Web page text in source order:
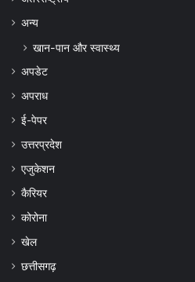
अन्‍य
खान-पान और स्वास्थ्य
अपडेट
अपराध
ई-पेपर
उत्तरप्रदेश
एजुकेशन
कैरियर
कोरोना
खेल
छत्तीसगढ़